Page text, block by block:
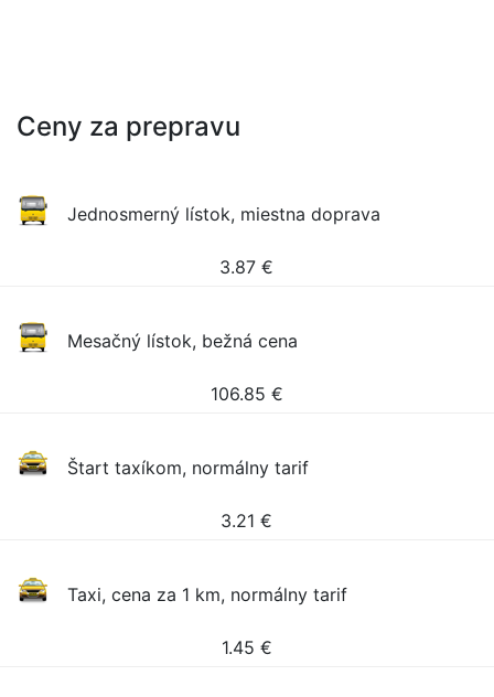
Ceny za prepravu
Jednosmerný lístok, miestna doprava
3.87 €
Mesačný lístok, bežná cena
106.85 €
Štart taxíkom, normálny tarif
3.21 €
Taxi, cena za 1 km, normálny tarif
1.45 €